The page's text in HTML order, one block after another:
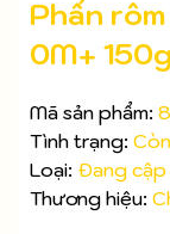
Phấn
0M+ 150g
Mã sản phẩm:
Tình trạng:
Loại: Đang cập
Thương hiệu: